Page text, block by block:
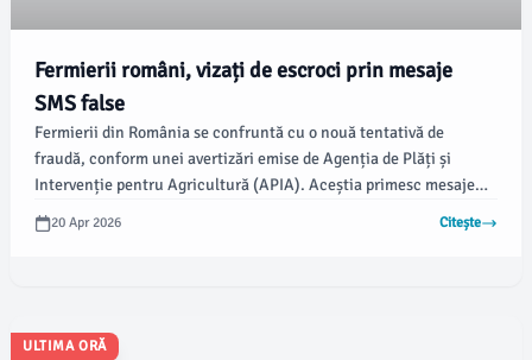
Fermierii români, vizați de escroci prin mesaje
SMS false
Fermierii din România se confruntă cu o nouă tentativă de
fraudă, conform unei avertizări emise de Agenția de Plăți și
Intervenție pentru Agricultură (APIA). Aceștia primesc mesaje
false care le cer date bancare sub pretextul actualizării dosarelor,
profitând de contextul plăților subvențiilor agricole.
20 Apr 2026 Citește
ULTIMA ORĂ